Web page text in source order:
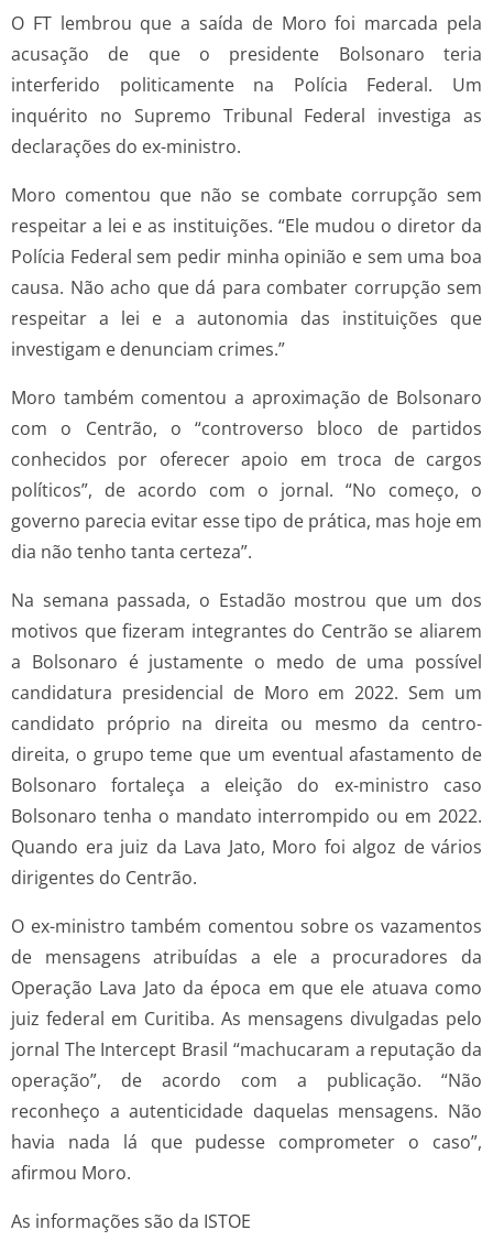
O FT lembrou que a saída de Moro foi marcada pela
acusação de que o presidente Bolsonaro teria
interferido politicamente na Polícia Federal. Um
inquérito no Supremo Tribunal Federal investiga as
declarações do ex-ministro.
Moro comentou que não se combate corrupção sem
respeitar a lei e as instituições. “Ele mudou o diretor da
Polícia Federal sem pedir minha opinião e sem uma boa
causa. Não acho que dá para combater corrupção sem
respeitar a lei e a autonomia das instituições que
investigam e denunciam crimes.”
Moro também comentou a aproximação de Bolsonaro
com o Centrão, o “controverso bloco de partidos
conhecidos por oferecer apoio em troca de cargos
políticos”, de acordo com o jornal. “No começo, o
governo parecia evitar esse tipo de prática, mas hoje em
dia não tenho tanta certeza”.
Na semana passada, o Estadão mostrou que um dos
motivos que fizeram integrantes do Centrão se aliarem
a Bolsonaro é justamente o medo de uma possível
candidatura presidencial de Moro em 2022. Sem um
candidato próprio na direita ou mesmo da centro-
direita, o grupo teme que um eventual afastamento de
Bolsonaro fortaleça a eleição do ex-ministro caso
Bolsonaro tenha o mandato interrompido ou em 2022.
Quando era juiz da Lava Jato, Moro foi algoz de vários
dirigentes do Centrão.
O ex-ministro também comentou sobre os vazamentos
de mensagens atribuídas a ele a procuradores da
Operação Lava Jato da época em que ele atuava como
juiz federal em Curitiba. As mensagens divulgadas pelo
jornal The Intercept Brasil “machucaram a reputação da
operação”, de acordo com a publicação. “Não
reconheço a autenticidade daquelas mensagens. Não
havia nada lá que pudesse comprometer o caso”,
afirmou Moro.
As informações são da ISTOE